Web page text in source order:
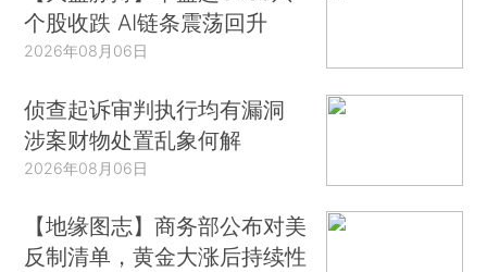
个股收跌 AI链条震荡回升
2026年08月06日
侦查起诉审判执行均有漏洞
涉案财物处置乱象何解
2026年08月06日
【地缘图志】商务部公布对美
反制清单，黄金大涨后持续性